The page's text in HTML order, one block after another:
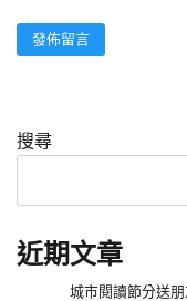
搜尋
近期文章
城市閱讀節分送